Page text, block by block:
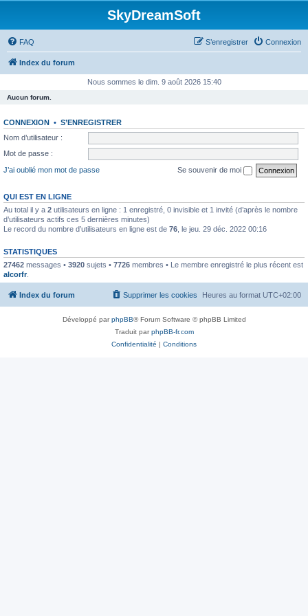
SkyDreamSoft
FAQ Connexion
S’enregistrer
Index du forum
Nous sommes le dim. 9 août 2026 15:40
Aucun forum.
CONNEXION • S’ENREGISTRER
Nom d’utilisateur :
Mot de passe :
J’ai oublié mon mot de passe
Se souvenir de moi
QUI EST EN LIGNE
Au total il y a 2 utilisateurs en ligne : 1 enregistré, 0 invisible et 1 invité (d’après le nombre
d’utilisateurs actifs ces 5 dernières minutes)
Le record du nombre d’utilisateurs en ligne est de 76 , le jeu. 29 déc. 2022 00:16
STATISTIQUES
27462 messages • 3920 sujets • 7726 membres • Le membre enregistré le plus récent est
alcorfr.
Index du forum Heures au format UTC+02:00
Supprimer les cookies
Développé parphpBB® Forum Software © phpBB Limited
Traduit parphpBB-fr.com
Confidentialité | Conditions